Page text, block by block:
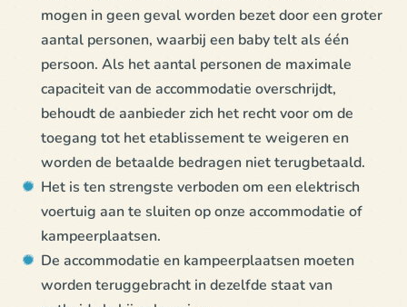
mogen in geen geval worden bezet door een groter
aantal personen, waarbij een baby telt als één
persoon. Als het aantal personen de maximale
capaciteit van de accommodatie overschrijdt,
behoudt de aanbieder zich het recht voor om de
toegang tot het etablissement te weigeren en
worden de betaalde bedragen niet terugbetaald.
Het is ten strengste verboden om een elektrisch
voertuig aan te sluiten op onze accommodatie of
kampeerplaatsen.
De accommodatie en kampeerplaatsen moeten
worden teruggebracht in dezelfde staat van